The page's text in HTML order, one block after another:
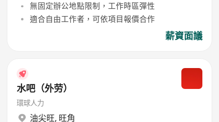
無固定辦公地點限制，工作時區彈性
適合自由工作者，可依項目報價合作
薪資面議
水吧（外劳）
環球人力
油尖旺, 旺角